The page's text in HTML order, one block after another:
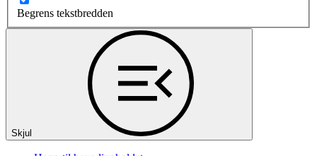
Begrens tekstbredden
Skjul